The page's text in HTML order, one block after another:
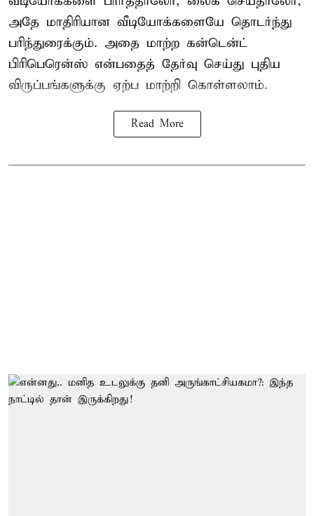
அதே மாதிரியான வீடியோக்களையே தொடர்ந்து
பரிந்துரைக்கும். அதை மாற்ற கன்டென்ட்
பிரிபெரென்ஸ் என்பதைத் தேர்வு செய்து புதிய
விருப்பங்களுக்கு ஏற்ப மாற்றி கொள்ளலாம்.
Read More